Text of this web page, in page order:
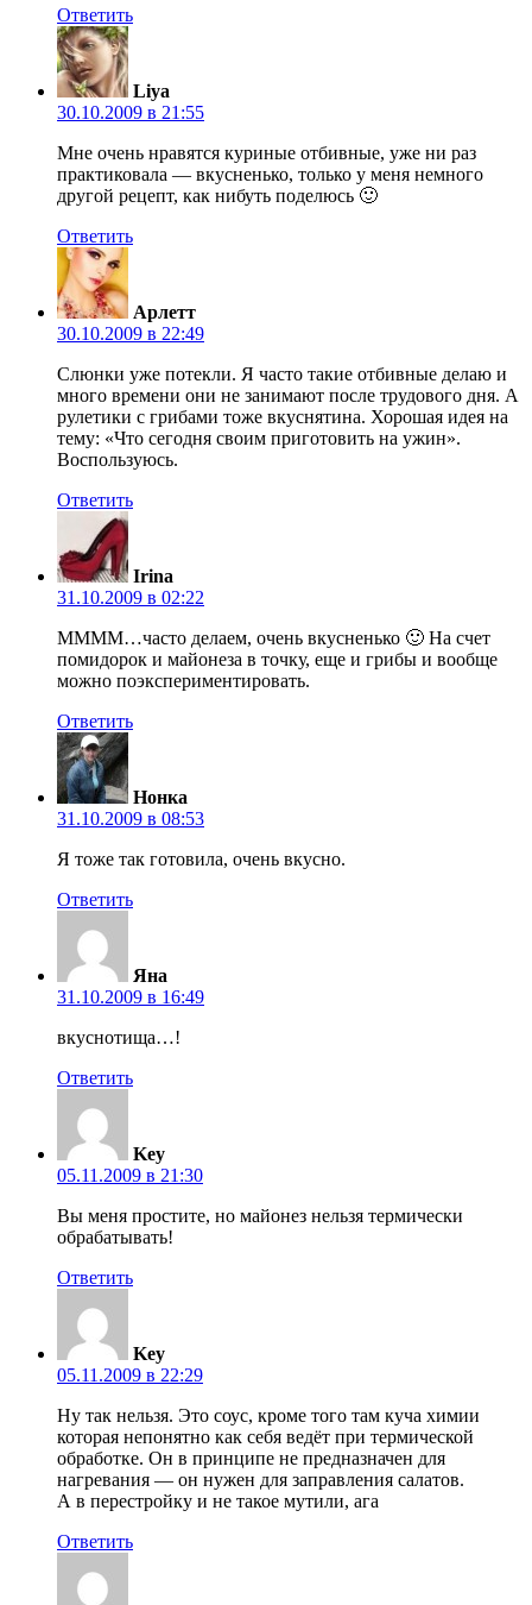
Ответить
Liya
30.10.2009 в 21:55
Мне очень нравятся куриные отбивные, уже ни раз
практиковала — вкусненько, только у меня немного
другой рецепт, как нибуть поделюсь 🙂
Ответить
Арлетт
30.10.2009 в 22:49
Слюнки уже потекли. Я часто такие отбивные делаю и
много времени они не занимают после трудового дня. А
рулетики с грибами тоже вкуснятина. Хорошая идея на
тему: «Что сегодня своим приготовить на ужин».
Воспользуюсь.
Ответить
Irina
31.10.2009 в 02:22
ММММ…часто делаем, очень вкусненько 🙂 На счет
помидорок и майонеза в точку, еще и грибы и вообще
можно поэкспериментировать.
Ответить
Нонка
31.10.2009 в 08:53
Я тоже так готовила, очень вкусно.
Ответить
Яна
31.10.2009 в 16:49
вкуснотища…!
Ответить
Key
05.11.2009 в 21:30
Вы меня простите, но майонез нельзя термически
обрабатывать!
Ответить
Key
05.11.2009 в 22:29
Ну так нельзя. Это соус, кроме того там куча химии
которая непонятно как себя ведёт при термической
обработке. Он в принципе не предназначен для
нагревания — он нужен для заправления салатов.
А в перестройку и не такое мутили, ага
Ответить